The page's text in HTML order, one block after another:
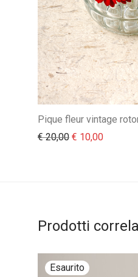
Pique fleur vintage
€20,00 Il prezzo
€ 10,00Il
Prodotti